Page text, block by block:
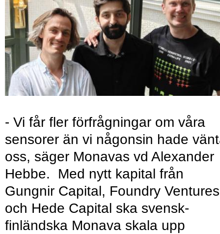
- Vi får fler förfrågningar om våra
sensorer än vi någonsin hade
oss, säger Monavas vd Alexander
Hebbe. Med nytt kapital från
Gungnir Capital, Foundry Ventures
och Hede Capital ska svensk-
finländska Monava skala upp